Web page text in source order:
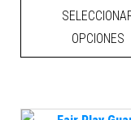
OPCIONES